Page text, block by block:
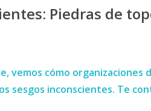
Piedras de
vemos cómo
sesgos inconscientes. Te